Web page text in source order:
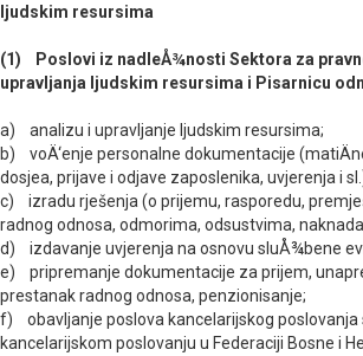
ljudskim resursima
(1) Poslovi iz nadleÅ¾nosti Sektora za
upravljanja ljudskim resursima i Pisarnicu
a) analizu i upravljanje ljudskim resursima;
b) voÄ‘enje personalne dokumentacije
dosjea, prijave i odjave zaposlenika, uvjerenja i
c) izradu rješenja (o prijemu, rasporedu,
radnog odnosa, odmorima, odsustvima,
d) izdavanje uvjerenja na osnovu sluÅ¾bene
e) pripremanje dokumentacije za prijem,
prestanak radnog odnosa, penzionisanje;
f) obavljanje poslova kancelarijskog poslovanja
kancelarijskom poslovanju u Federaciji Bosne i